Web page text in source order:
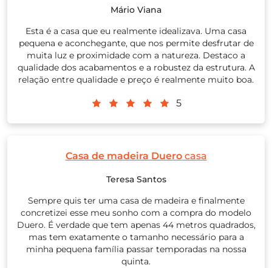
Mário Viana
Esta é a casa que eu realmente idealizava. Uma casa
pequena e aconchegante, que nos permite desfrutar de
muita luz e proximidade com a natureza. Destaco a
qualidade dos acabamentos e a robustez da estrutura. A
relação entre qualidade e preço é realmente muito boa.
5
Casa de madeira Duerocasa
Teresa Santos
Sempre quis ter uma casa de madeira e finalmente
concretizei esse meu sonho com a compra do modelo
Duero. É verdade que tem apenas 44 metros quadrados,
mas tem exatamente o tamanho necessário para a
minha pequena família passar temporadas na nossa
quinta.